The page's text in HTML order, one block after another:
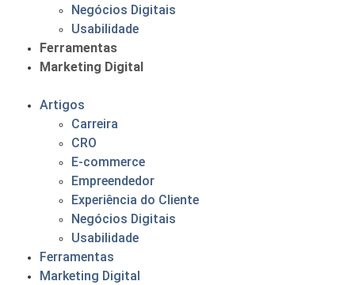
Negócios Digitais
Usabilidade
Ferramentas
Marketing Digital
Artigos
Carreira
CRO
E-commerce
Empreendedor
Experiência do Cliente
Negócios Digitais
Usabilidade
Ferramentas
Marketing Digital